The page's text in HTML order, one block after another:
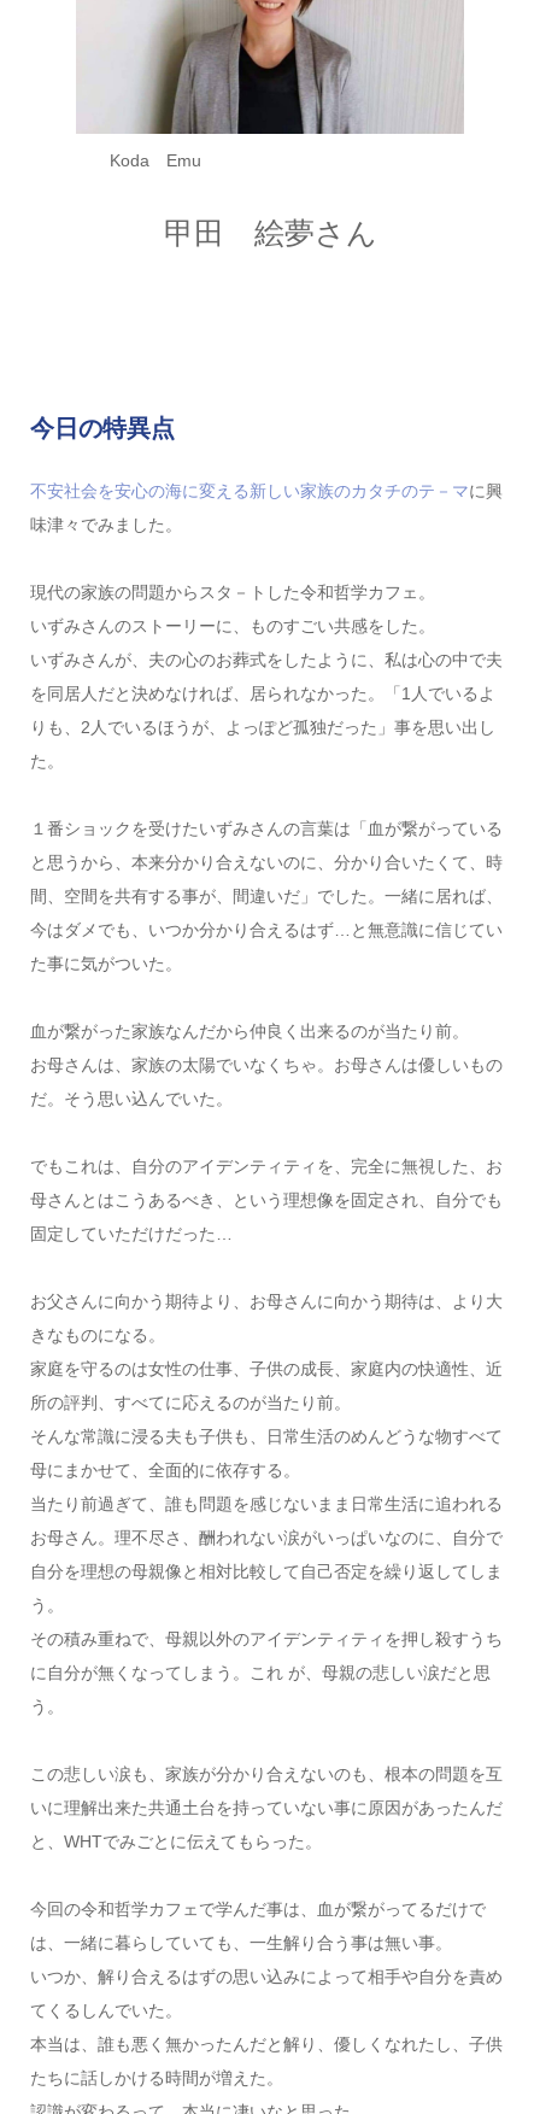
Koda Emu
甲田 絵夢さん
今日の特異点
不安社会を安心の海に変える新しい家族のカタチのテ－マに興
味津々でみました。
現代の家族の問題からスタ－トした令和哲学カフェ。
いずみさんのストーリーに、ものすごい共感をした。
いずみさんが、夫の心のお葬式をしたように、私は心の中で夫
を同居人だと決めなければ、居られなかった。「1人でいるよ
りも、2人でいるほうが、よっぽど孤独だった」事を思い出し
た。
１番ショックを受けたいずみさんの言葉は「血が繋がっている
と思うから、本来分かり合えないのに、分かり合いたくて、時
間、空間を共有する事が、間違いだ」でした。一緒に居れば、
今はダメでも、いつか分かり合えるはず…と無意識に信じてい
た事に気がついた。
血が繋がった家族なんだから仲良く出来るのが当たり前。
お母さんは、家族の太陽でいなくちゃ。お母さんは優しいもの
だ。そう思い込んでいた。
でもこれは、自分のアイデンティティを、完全に無視した、お
母さんとはこうあるべき、という理想像を固定され、自分でも
固定していただけだった…
お父さんに向かう期待より、お母さんに向かう期待は、より大
きなものになる。
家庭を守るのは女性の仕事、子供の成長、家庭内の快適性、近
所の評判、すべてに応えるのが当たり前。
そんな常識に浸る夫も子供も、日常生活のめんどうな物すべて
母にまかせて、全面的に依存する。
当たり前過ぎて、誰も問題を感じないまま日常生活に追われる
お母さん。理不尽さ、酬われない涙がいっぱいなのに、自分で
自分を理想の母親像と相対比較して自己否定を繰り返してしま
う。
その積み重ねで、母親以外のアイデンティティを押し殺すうち
に自分が無くなってしまう。これ が、母親の悲しい涙だと思
う。
この悲しい涙も、家族が分かり合えないのも、根本の問題を互
いに理解出来た共通土台を持っていない事に原因があったんだ
と、WHTでみごとに伝えてもらった。
今回の令和哲学カフェで学んだ事は、血が繋がってるだけで
は、一緒に暮らしていても、一生解り合う事は無い事。
いつか、解り合えるはずの思い込みによって相手や自分を責め
てくるしんでいた。
本当は、誰も悪く無かったんだと解り、優しくなれたし、子供
たちに話しかける時間が増えた。